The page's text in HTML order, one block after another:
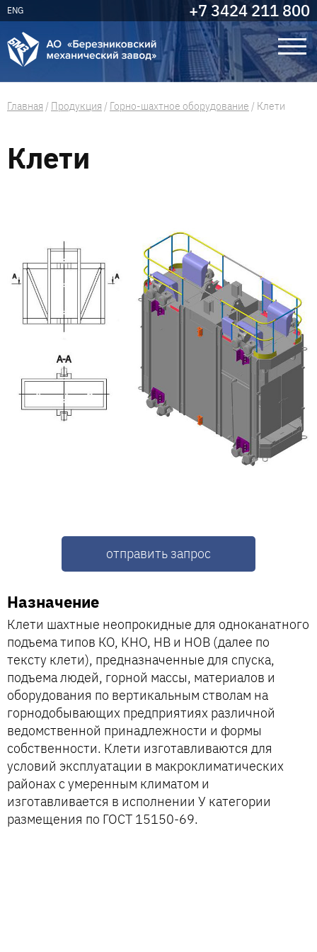
+7 3424 211 800
ENG
Главная / Продукция / Горно-шахтное оборудование / Клети
Клети
отправить запрос
Назначение
Клети шахтные неопрокидные для одноканатного
подъема типов КО, КНО, НВ и НОВ (далее по
тексту клети), предназначенные для спуска,
подъема людей, горной массы, материалов и
оборудования по вертикальным стволам на
горнодобывающих предприятиях различной
ведомственной принадлежности и формы
собственности. Клети изготавливаются для
условий эксплуатации в макроклиматических
районах с умеренным климатом и
изготавливается в исполнении У категории
размещения по ГОСТ 15150-69.